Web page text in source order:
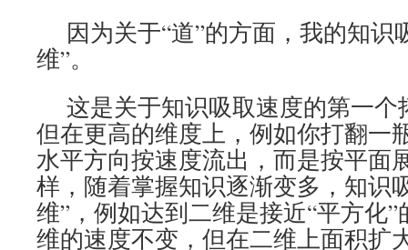
因为关于“道”的方面，我的知识
维”。
这是关于知识吸取速度的第一个
但在更高的维度上，例如你打翻一
水平方向按速度流出，而是按平面
样，随着掌握知识逐渐变多，知识
维”，例如达到二维是接近“平方化
维的速度不变，但在二维上面积扩